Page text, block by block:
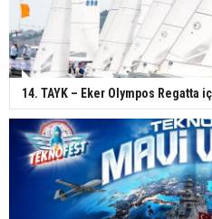
14. TAYK – Eker Olympos Regatta